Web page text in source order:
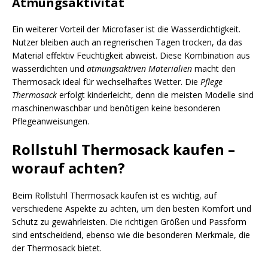
Ein weiterer Vorteil der Microfaser ist die Wasserdichtigkeit.
Nutzer bleiben auch an regnerischen Tagen trocken, da das
Material effektiv Feuchtigkeit abweist. Diese Kombination aus
wasserdichten und atmungsaktiven Materialien macht den
Thermosack ideal für wechselhaftes Wetter. Die Pflege
Thermosack erfolgt kinderleicht, denn die meisten Modelle sind
maschinenwaschbar und benötigen keine besonderen
Pflegeanweisungen.
Rollstuhl Thermosack kaufen –
worauf achten?
Beim Rollstuhl Thermosack kaufen ist es wichtig, auf
verschiedene Aspekte zu achten, um den besten Komfort und
Schutz zu gewährleisten. Die richtigen Größen und Passform
sind entscheidend, ebenso wie die besonderen Merkmale, die
der Thermosack bietet.